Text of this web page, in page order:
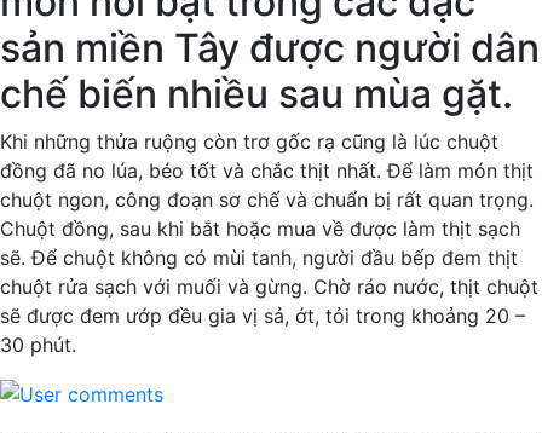
sản miền Tây được người dân
chế biến nhiều sau mùa gặt.
Khi những thửa ruộng còn trơ gốc rạ cũng là lúc chuột
đồng đã no lúa, béo tốt và chắc thịt nhất. Để làm món thịt
chuột ngon, công đoạn sơ chế và chuẩn bị rất quan trọng.
Chuột đồng, sau khi bắt hoặc mua về được làm thịt sạch
sẽ. Để chuột không có mùi tanh, người đầu bếp đem thịt
chuột rửa sạch với muối và gừng. Chờ ráo nước, thịt chuột
sẽ được đem ướp đều gia vị sả, ớt, tỏi trong khoảng 20 –
30 phút.